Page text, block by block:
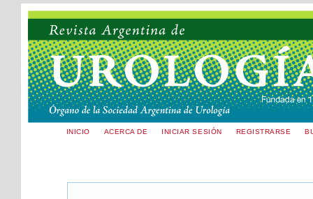
INICIO ACERCA DE INICIAR SESIÓN REGISTRARSE